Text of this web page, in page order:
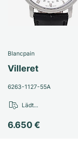
Damenuhren
Damenuhren
Blancpain
Villeret
6263-1127-55A
6.650 €
Lädt...